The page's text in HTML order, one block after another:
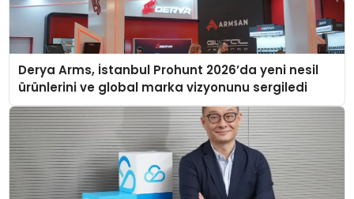
Derya Arms, İstanbul Prohunt 2026’da yeni nesil
ürünlerini ve global marka vizyonunu sergiledi